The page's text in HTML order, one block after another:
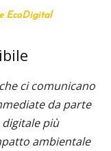
EcoDigital
ci comunicano
da parte
più
ambientale